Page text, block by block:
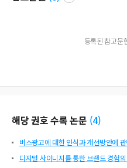
등록된 참고문
해당 권호 수록 논문 (4)
버스광고에 대한 인식과 개선방안에
디지털 사이니지를 통한 브랜드 경험